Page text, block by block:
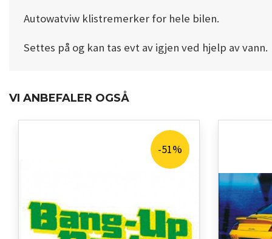
Autowatviw klistremerker for hele bilen.
Settes på og kan tas evt av igjen ved hjelp av vann.
VI ANBEFALER OGSÅ
-51%